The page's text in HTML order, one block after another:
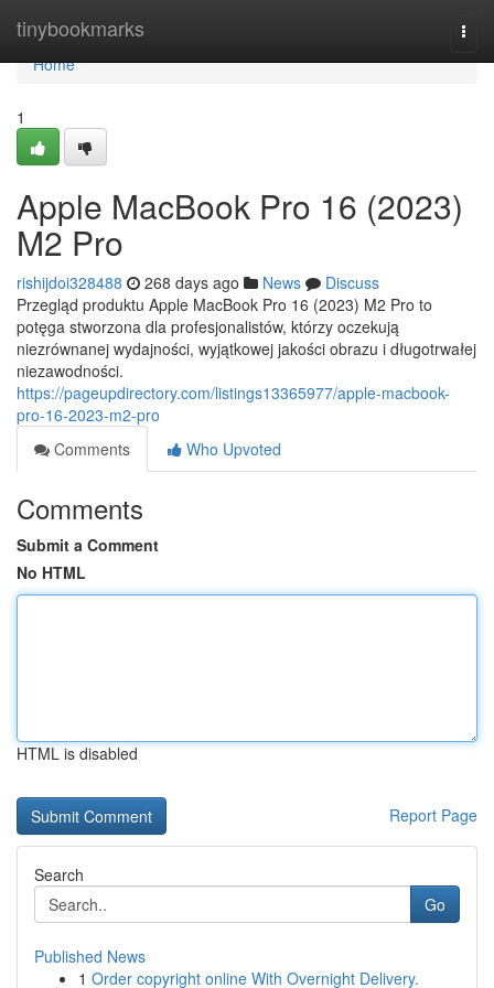
tinybookmarks
Home
Home
1
Apple MacBook Pro 16 (2023)
M2 Pro
rishijdoi328488 268 days ago News
Discuss
Przegląd produktu Apple MacBook Pro 16 (2023) M2 Pro to
potęga stworzona dla profesjonalistów, którzy oczekują
niezrównanej wydajności, wyjątkowej jakości obrazu i długotrwałej
niezawodności.
https://pageupdirectory.com/listings13365977/apple-macbook-
pro-16-2023-m2-pro
Comments
Who Upvoted
Comments
Submit a Comment
No HTML
HTML is disabled
Report Page
Search
Go
Published News
1 Order copyright online With Overnight Delivery.